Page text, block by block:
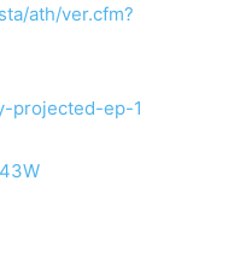
ath/ver.cfm?
projected-ep-1